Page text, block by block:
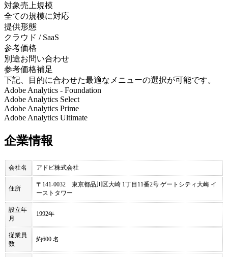
対象売上規模
全ての規模に対応
提供形態
クラウド / SaaS
参考価格
別途お問い合わせ
参考価格補足
下記、目的に合わせた最適なメニューの選択が可能です。
Adobe Analytics - Foundation
Adobe Analytics Select
Adobe Analytics Prime
Adobe Analytics Ultimate
企業情報
会社名 アドビ株式会社
住所
〒141-0032 東京都品川区大崎 1丁目11番2号 ゲートシティ大崎 イ
ーストタワー
設立年
月
1992年
従業員
数
約600 名